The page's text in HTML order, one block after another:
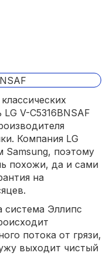
V-C5316BNSAF
Компания LG
Samsung, поэтому
похожи, да и сами
на
система Эллипс
потока от грязи,
выходит чистый